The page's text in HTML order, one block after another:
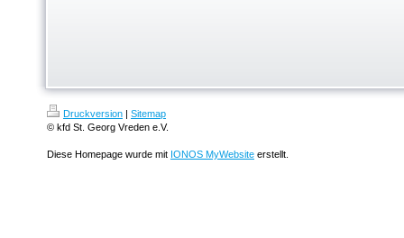
Druckversion | Sitemap
© kfd St. Georg Vreden e.V.
Diese Homepage wurde mit IONOS MyWebsite erstellt.